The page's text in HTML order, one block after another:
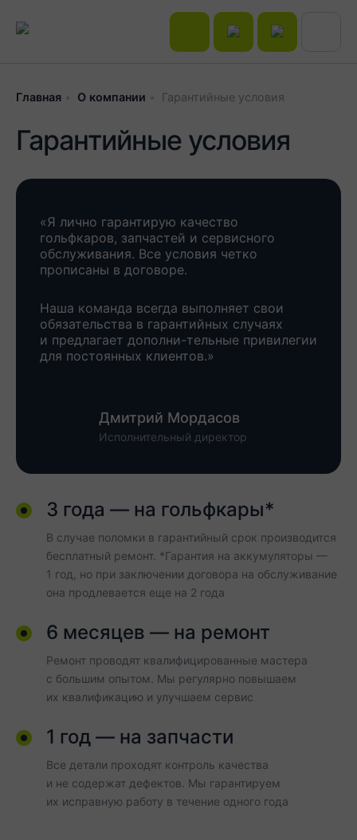
Главная О компании Гарантийные условия
Гарантийные условия
«Я лично гарантирую качество
гольфкаров, запчастей и сервисного
обслуживания. Все условия четко
прописаны в договоре.
Наша команда всегда выполняет свои
обязательства в гарантийных случаях
и предлагает дополни-тельные привилегии
для постоянных клиентов.»
Дмитрий Мордасов
Исполнительный директор
3 года — на гольфкары*
В случае поломки в гарантийный срок производится
бесплатный ремонт. *Гарантия на аккумуляторы —
1 год, но при заключении договора на обслуживание
она продлевается еще на 2 года
6 месяцев — на ремонт
Ремонт проводят квалифицированные мастера
с большим опытом. Мы регулярно повышаем
их квалификацию и улучшаем сервис
1 год — на запчасти
Все детали проходят контроль качества
и не содержат дефектов. Мы гарантируем
их исправную работу в течение одного года